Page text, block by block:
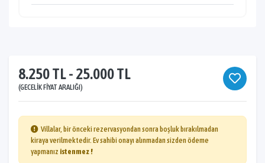
8.250 TL - 25.000 TL
(GECELIK FIYAT ARALIĞI)
Villalar, bir önceki rezervasyondan sonra boşluk bırakılmadan
kiraya verilmektedir. Ev sahibi onayı alınmadan sizden ödeme
yapmanız istenmez !